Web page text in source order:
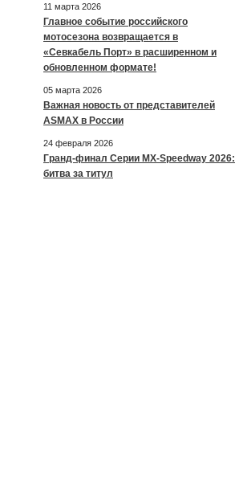
11 марта 2026
Главное событие российского
мотосезона возвращается в
«Севкабель Порт» в расширенном и
обновленном формате!
05 марта 2026
Важная новость от представителей
ASMAX в России
24 февраля 2026
Гранд-финал Серии MX-Speedway 2026:
битва за титул